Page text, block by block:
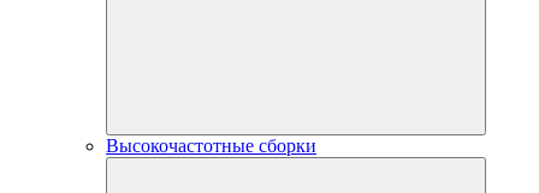
Высокочастотные сборки